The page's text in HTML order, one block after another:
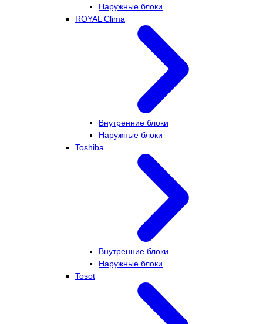
Наружные блоки
ROYAL Clima
Внутренние блоки
Наружные блоки
Toshiba
Внутренние блоки
Наружные блоки
Tosot